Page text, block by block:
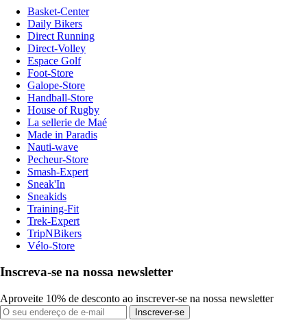
Basket-Center
Daily Bikers
Direct Running
Direct-Volley
Espace Golf
Foot-Store
Galope-Store
Handball-Store
House of Rugby
La sellerie de Maé
Made in Paradis
Nauti-wave
Pecheur-Store
Smash-Expert
Sneak'In
Sneakids
Training-Fit
Trek-Expert
TripNBikers
Vélo-Store
Inscreva-se na nossa newsletter
Aproveite 10% de desconto ao inscrever-se na nossa newsletter
Inscrever-se